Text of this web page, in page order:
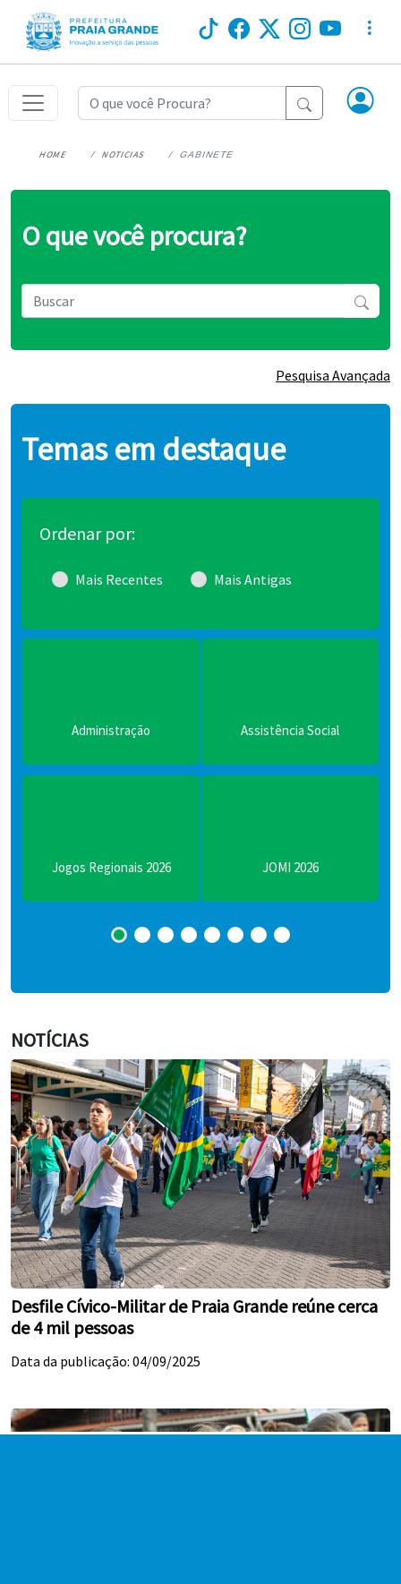
HOME NOTICIAS GABINETE
O que você procura?
Pesquisa Avançada
Temas em destaque
Ordenar por:
Mais Recentes Mais Antigas
Assuntos Institucionais Cidadania
Juventude Meio Ambiente
NOTÍCIAS
Desfile Cívico-Militar de Praia Grande reúne cerca
de 4 mil pessoas
Data da publicação: 04/09/2025